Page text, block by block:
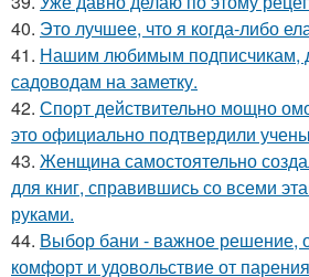
40. Это лучшее, что я когда-либо
41. Нашим любимым подписчикам,
садоводам на заметку.
42. Спорт действительно мощно
это официально подтвердили
43. Женщина самостоятельно
для книг, справившись со всеми
руками.
44. Выбор бани - важное решение,
комфорт и удовольствие от